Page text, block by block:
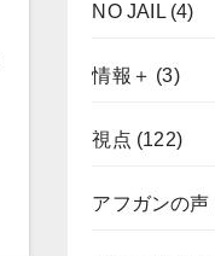
NO JAIL(4)
情報＋ (3)
視点 (122)
アフガンの声